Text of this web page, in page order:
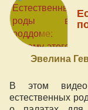
Эвелина
В этом
естественных